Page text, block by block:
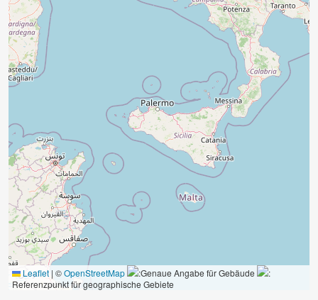
Leaflet | ©OpenStreetMap :Genaue Angabe für Gebäude
:
Referenzpunkt für geographische Gebiete